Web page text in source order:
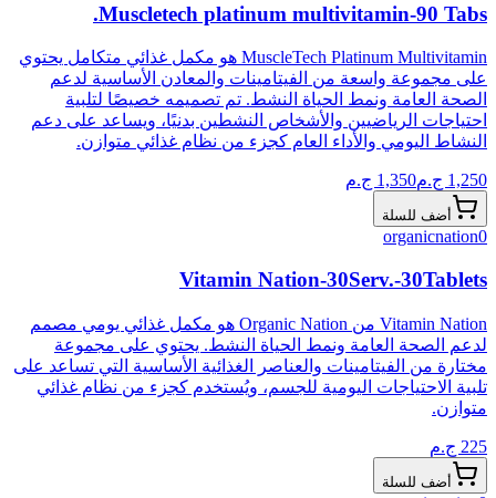
Muscletech platinum multivitamin-90 Tabs.
MuscleTech Platinum Multivitamin هو مكمل غذائي متكامل يحتوي
على مجموعة واسعة من الفيتامينات والمعادن الأساسية لدعم
الصحة العامة ونمط الحياة النشط. تم تصميمه خصيصًا لتلبية
احتياجات الرياضيين والأشخاص النشطين بدنيًا، ويساعد على دعم
النشاط اليومي والأداء العام كجزء من نظام غذائي متوازن.
1,250 ج.م1,350 ج.م
أضف للسلة
organicnation0
Vitamin Nation-30Serv.-30Tablets
Vitamin Nation من Organic Nation هو مكمل غذائي يومي مصمم
لدعم الصحة العامة ونمط الحياة النشط. يحتوي على مجموعة
مختارة من الفيتامينات والعناصر الغذائية الأساسية التي تساعد على
تلبية الاحتياجات اليومية للجسم، ويُستخدم كجزء من نظام غذائي
متوازن.
225 ج.م
أضف للسلة